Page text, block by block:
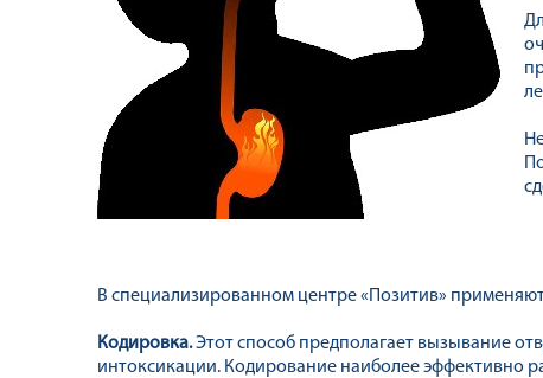
В специализированном центре «Позитив»
Кодировка.Этот способ предполагает вызывание
интоксикации. Кодирование наиболее эффективно